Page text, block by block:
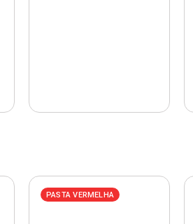
PASTA VERMELHA